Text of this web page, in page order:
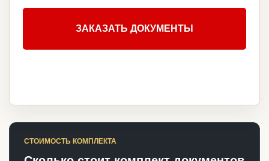
ЗАКАЗАТЬ ДОКУМЕНТЫ
СТОИМОСТЬ КОМПЛЕКТА